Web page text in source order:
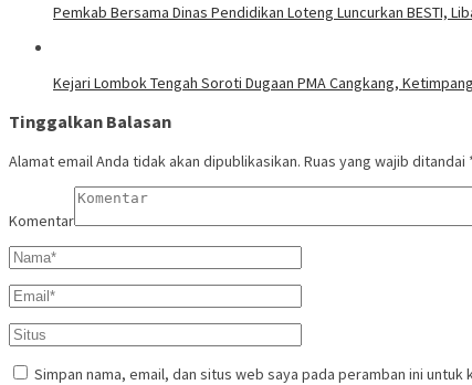
Pemkab Bersama Dinas Pendidikan Loteng Luncurkan BESTI,
Kejari Lombok Tengah Soroti Dugaan PMA Cangkang,
Tinggalkan Balasan
Alamat email Anda tidak akan dipublikasikan. Ruas yang wajib ditandai
Komentar
Simpan nama, email, dan situs web saya pada peramban ini